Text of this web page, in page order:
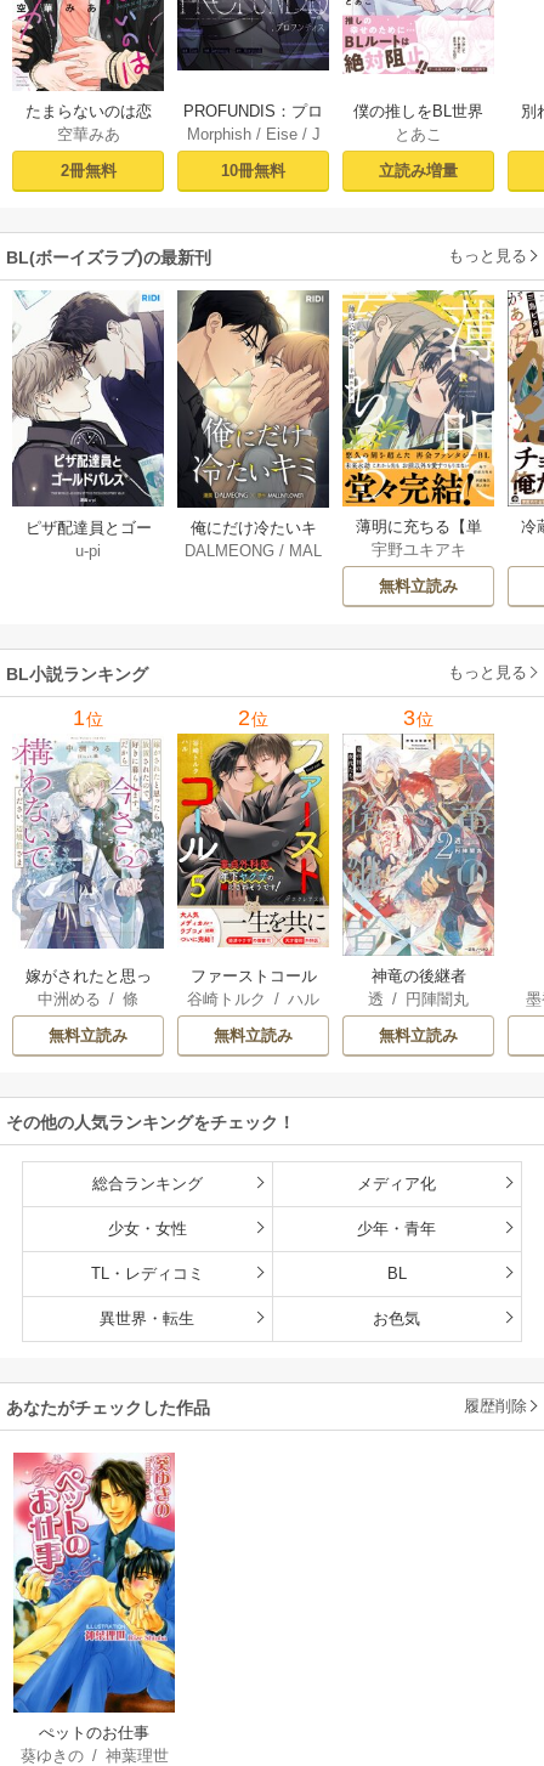
たまらないのは恋
なのか（１）【シ
ーモア限定特典付
き】
空華みあ
2冊無料
PROFUNDIS：プロ
フンディス【タテ
ヨミ】1
Morphish/ Eise/ J
aeyoung
10冊無料
僕の推しをBL世界
から守りたい【シ
ーモア限定特典付
き電子単行本】 上
とあこ
立読み増量
別
BL(ボーイズラブ)の最新刊 もっと見る
ピザ配達員とゴー
ルドパレス【タテ
u-pi
俺にだけ冷たいキ
ミ【タテヨミ】 34
DALMEONG / MAL
薄明に充ちる【単
行本版】 5巻
宇野ユキアキ
無料立読み
冷
BL小説ランキング もっと見る
1位
嫁がされたと思っ
たら放置されたの
で、好きに暮らし
ます。だから今さ
さい、辺境伯さま
中洲める /條
無料立読み
2位
ファーストコール
～童貞外科医、年
下ヤクザの嫁にさ
れそうです！～
谷崎トルク /ハル
無料立読み
3位
神竜の後継者
透 / 円陣闇丸
無料立読み
その他の人気ランキングをチェック！
総合ランキング メディア化
少女・女性 少年・青年
TL・レディコミ BL
異世界・転生 お色気
あなたがチェックした作品 履歴削除
ぺットのお仕事
葵ゆきの/ 神葉理世